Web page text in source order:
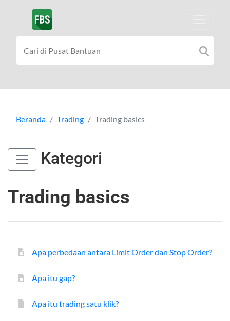
Beranda Trading Trading basics
Kategori
Trading basics
Apa perbedaan antara Limit Order dan Stop Order?
Apa itu gap?
Apa itu trading satu klik?